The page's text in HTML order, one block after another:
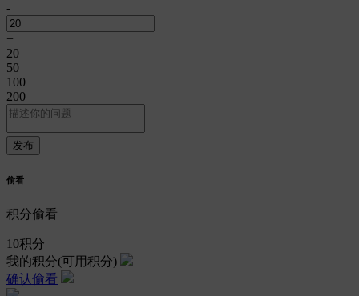
-
+
20
50
100
200
偷看
积分偷看
10积分
我的积分(可用积分)
确认偷看